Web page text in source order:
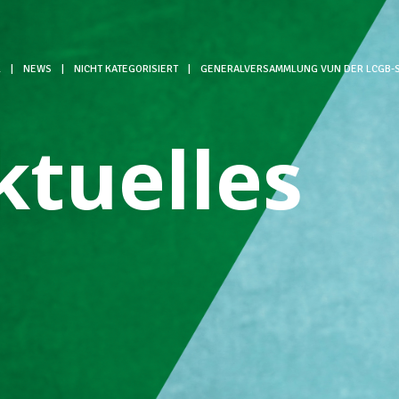
NEWS NICHT KATEGORISIERT GENERALVERSAMMLUNG VUN DER LCGB-